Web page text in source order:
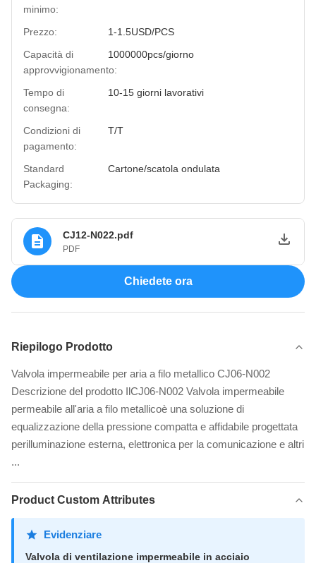
minimo:
Prezzo:
1-1.5USD/PCS
Capacità di
approvvigionamento:
1000000pcs/giorno
Tempo di
consegna:
10-15 giorni lavorativi
Condizioni di
pagamento:
T/T
Standard
Packaging:
Cartone/scatola ondulata
CJ12-N022.pdf
PDF
Chiedete ora
Riepilogo Prodotto
Valvola impermeabile per aria a filo metallico CJ06-N002
Descrizione del prodotto IlCJ06-N002 Valvola impermeabile
permeabile all'aria a filo metallicoè una soluzione di
equalizzazione della pressione compatta e affidabile progettata
perilluminazione esterna, elettronica per la comunicazione e altri
...
Product Custom Attributes
Evidenziare
Valvola di ventilazione impermeabile in acciaio